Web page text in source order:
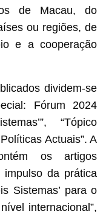
de Macau, do
ou regiões, de
e a cooperação
dividem-se
Fórum 2024
“Tópico
Actuais”. A
os artigos
impulso da prática
Sistemas’ para o
internacional”,